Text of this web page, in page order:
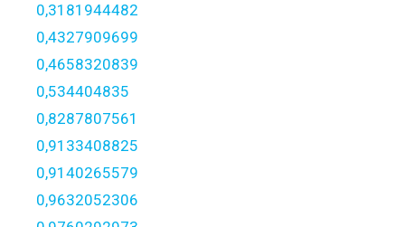
0,3181944482
0,4327909699
0,4658320839
0,534404835
0,8287807561
0,9133408825
0,9140265579
0,9632052306